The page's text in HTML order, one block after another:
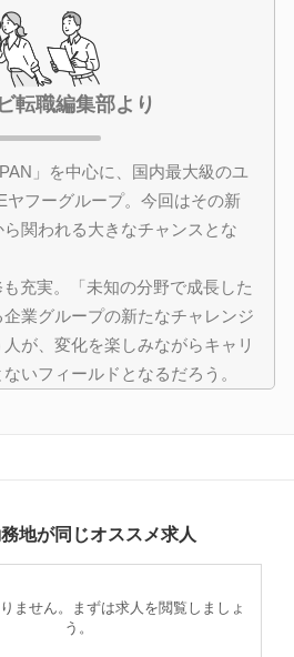
転職編集部より
」を中心に、国内最大級のユ
ヤフーグループ。今回はその新
関われる大きなチャンスとな
充実。「未知の分野で成長した
業グループの新たなチャレンジ
が、変化を楽しみながらキャリ
いフィールドとなるだろう。
地が同じオススメ求人
ません。まずは求人を閲覧しましょ
う。